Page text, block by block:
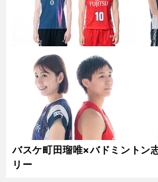
バスケ町田瑠唯×バドミントン
リー